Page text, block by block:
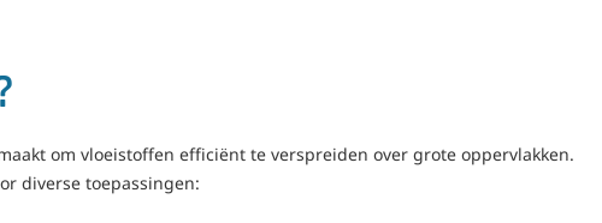
om vloeistoffen efficiënt te verspreiden over grote oppervlakken.
diverse toepassingen: